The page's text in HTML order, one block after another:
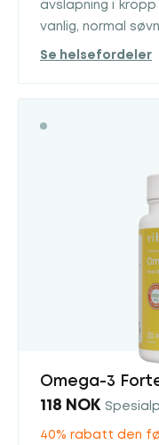
avslapning i
vanlig, normal
Se helsefordeler
Omega-3
118 NOK
40% rabatt den